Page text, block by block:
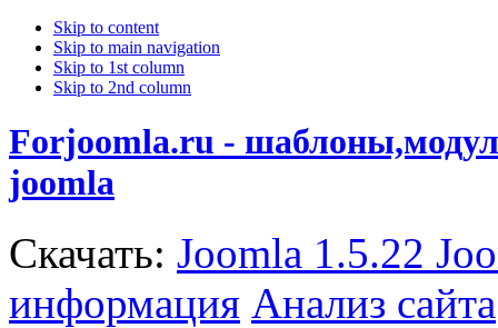
Skip to content
Skip to main navigation
Skip to 1st column
Skip to 2nd column
Forjoomla.ru -
joomla
Скачать: Joomla 1.5.22
информация Анализ сайта